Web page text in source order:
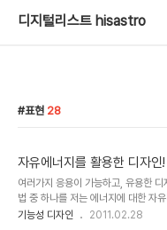
디지털리스트 hisastro
표현 28
자유에너지를 활용한 디자
여러가지 응용이 가능하고, 유용한
법 중 하나를 저는 에너지에 대한 자
일을 시험 중인 니콜라 테슬라 그건
기능성 디자인 2011.02.28